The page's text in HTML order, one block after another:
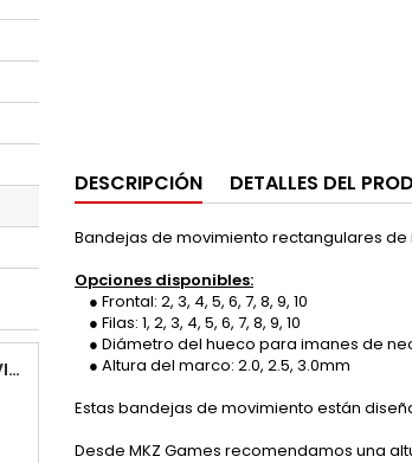
BANDEJAS DE MOVIMIENTO RECTANGULARES
DESCRIPCIÓN DETALLES DEL
Bandejas de movimiento rectangulares de
Opciones disponibles:
● Frontal: 2, 3, 4, 5, 6, 7, 8, 9, 10
● Filas: 1, 2, 3, 4, 5, 6, 7, 8, 9, 10
● Diámetro del hueco para imanes de
● Altura del marco: 2.0, 2.5, 3.0mm
Estas bandejas de movimiento están
Desde MKZ Games recomendamos una